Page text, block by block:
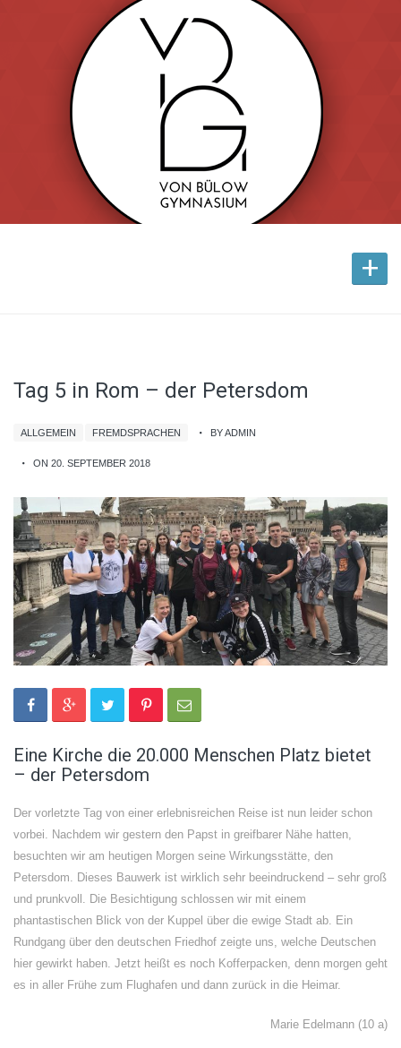
+
Tag 5 in Rom – der Petersdom
ALLGEMEIN FREMDSPRACHEN BY ADMIN
ON 20. SEPTEMBER 2018
Eine Kirche die 20.000 Menschen Platz bietet
– der Petersdom
Der vorletzte Tag von einer erlebnisreichen Reise ist nun leider schon
vorbei. Nachdem wir gestern den Papst in greifbarer Nähe hatten,
besuchten wir am heutigen Morgen seine Wirkungsstätte, den
Petersdom. Dieses Bauwerk ist wirklich sehr beeindruckend – sehr groß
und prunkvoll. Die Besichtigung schlossen wir mit einem
phantastischen Blick von der Kuppel über die ewige Stadt ab. Ein
Rundgang über den deutschen Friedhof zeigte uns, welche Deutschen
hier gewirkt haben. Jetzt heißt es noch Kofferpacken, denn morgen geht
es in aller Frühe zum Flughafen und dann zurück in die Heimar.
Marie Edelmann (10 a)